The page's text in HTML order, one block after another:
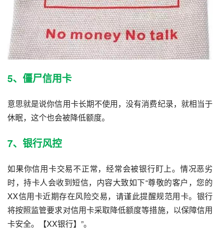
5、僵尸信用卡
意思就是说你信用卡长期不使用，没有消费纪录，就相当于
休眠，这个也会被降低额度。
7、银行风控
如果你信用卡交易不正常，经常会被银行盯上。情况恶劣
时，持卡人会收到短信，内容大致如下“尊敬的客户，您的
XX信用卡近期存在风险交易，请谨此提醒规范用卡。银行
将按照监管要求对信用卡采取降低额度等措施，以保障信用
卡安全。【XX银行】”。